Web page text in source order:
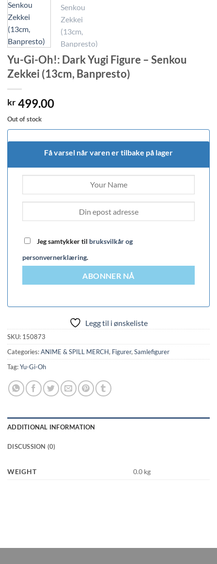
Yu-Gi-Oh!: Dark Yugi Figure – Senkou
Zekkei (13cm, Banpresto)
kr 499.00
Out of stock
Få varsel når varen er tilbake på lager
Jeg samtykker til bruksvilkår og
personvernerklæring.
ABONNER NÅ
Legg til i ønskeliste
SKU: 150873
Categories:ANIME & SPILL MERCH, Figurer, Samlefigurer
Tag:Yu-Gi-Oh
ADDITIONAL INFORMATION
DISCUSSION (0)
WEIGHT 0.0 kg